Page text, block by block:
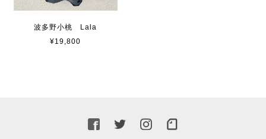
波多野小桃 Lala
¥19,800